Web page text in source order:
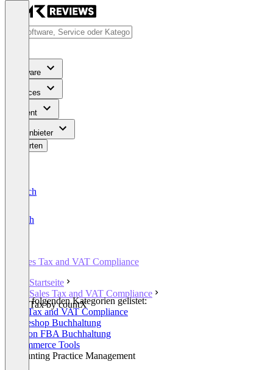
Software
Services
Content
Für Anbieter
Bewerten
Deutsch
English
Sales Tax and VAT Compliance
Startseite
Sales Tax and VAT Compliance
Tax by countX
In den folgenden Kategorien gelistet:
Sales Tax and VAT Compliance
Onlineshop Buchhaltung
Amazon FBA Buchhaltung
E-Commerce Tools
Accounting Practice Management